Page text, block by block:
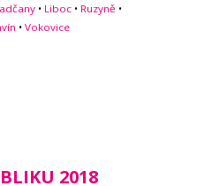
• Liboc • Ruzyně •
• Vokovice
2018